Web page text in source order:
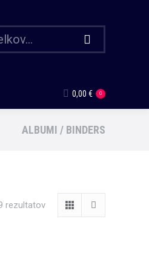
0,00 € 0
ALBUMI / BINDERS
rezultatov